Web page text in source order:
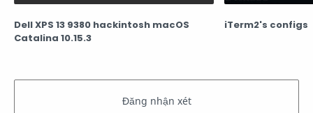
Dell XPS 13 9380 hackintosh macOS
Catalina 10.15.3
iTerm2's configs